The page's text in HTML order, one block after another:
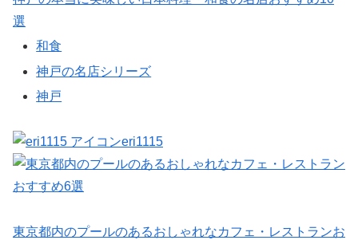
選
和食
神戸の名店シリーズ
神戸
eri1115
東京都内のプールのあるおしゃれなカフェ・レストランお